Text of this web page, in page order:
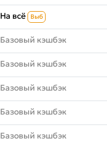
На всё Выб
Базовый кэшбэк
Базовый кэшбэк
Базовый кэшбэк
Базовый кэшбэк
Базовый кэшбэк